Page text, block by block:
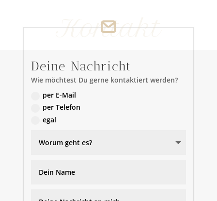
Kontakt
Deine Nachricht
Wie möchtest Du gerne kontaktiert werden?
per E-Mail
per Telefon
egal